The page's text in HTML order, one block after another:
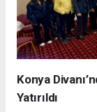
Konya
Yatırıldı